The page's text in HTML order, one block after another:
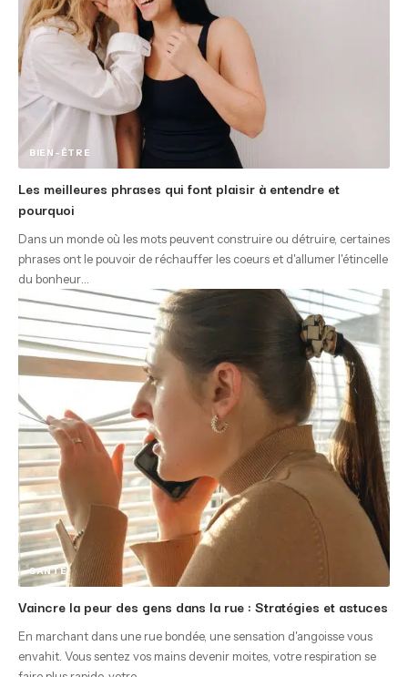
BIEN-ÊTRE
Les meilleures phrases qui font plaisir à entendre et
pourquoi
Dans un monde où les mots peuvent construire ou détruire, certaines
phrases ont le pouvoir de réchauffer les coeurs et d'allumer l'étincelle
du bonheur…
SANTÉ
Vaincre la peur des gens dans la rue : Stratégies et astuces
En marchant dans une rue bondée, une sensation d'angoisse vous
envahit. Vous sentez vos mains devenir moites, votre respiration se